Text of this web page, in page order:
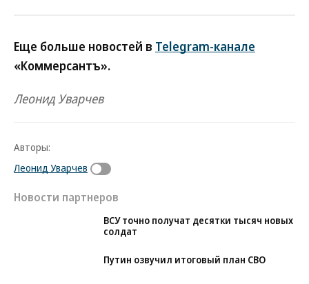
Еще больше новостей в Telegram-канале
«Коммерсантъ».
Леонид Уварчев
Авторы:
Леонид Уварчев
Новости партнеров
ВСУ точно получат десятки тысяч новых
солдат